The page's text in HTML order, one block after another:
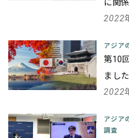
に関
2022
アジア
第10
ました
2022
アジア
調査